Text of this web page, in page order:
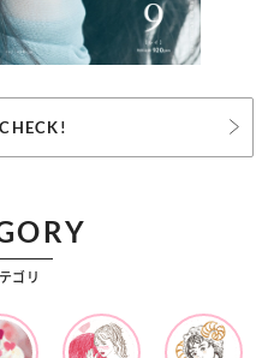
ゴリ